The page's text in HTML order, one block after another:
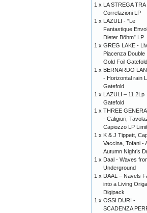
1 x LA STREGA
Correlazioni LP
1 x LAZULI - “Le
Fantastique
Dieter Böhm” LP
1 x GREG LAKE -
Piacenza Double
Gold Foil
1 x BERNARDO
- Horizontal rain
Gatefold
1 x LAZULI – 11 2Lp
Gatefold
1 x THREE
- Caligiuri,
Capiozzo LP
1 x K & J Tippett,
Vaccina, Tofani -
Autumn Night’s
1 x Daal - Waves
Underground
1 x DAAL – Navels
into a Living
Digipack
1 x OSSI DURI -
SCADENZA